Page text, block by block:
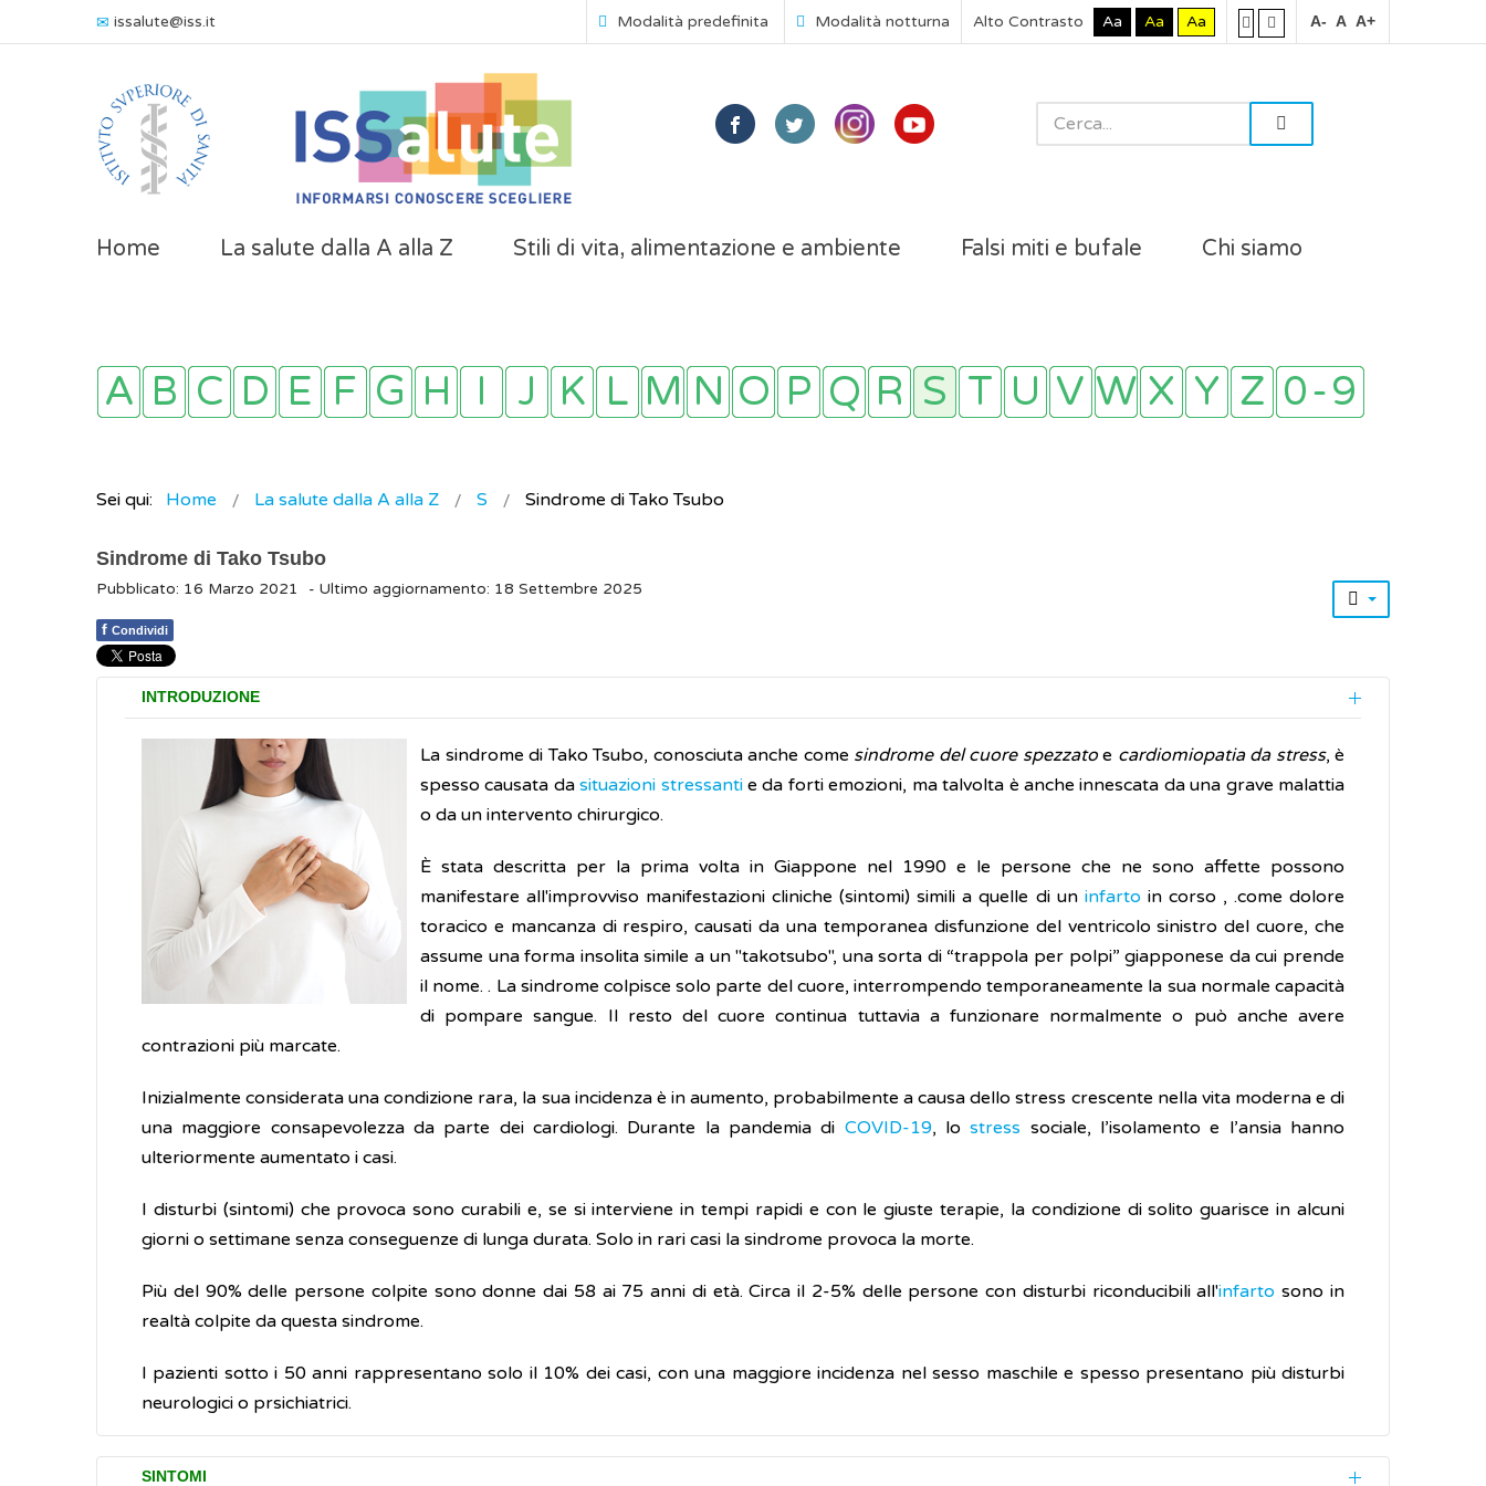
issalute@iss.it Modalità predefinita Modalità notturna Alto Contrasto Aa Aa Aa A- A A+
Home La salute dalla A alla Z Stili di vita, alimentazione e ambiente Falsi miti e bufale Chi siamo
Sei qui: Home La salute dalla A alla Z S Sindrome di Tako Tsubo
Sindrome di Tako Tsubo
Pubblicato: 16 Marzo 2021 - Ultimo aggiornamento: 18 Settembre 2025
f Condividi
INTRODUZIONE
La sindrome di Tako Tsubo, conosciuta anche come sindrome del cuore spezzatoe cardiomiopatia da stress, è
spesso causata dasituazioni stressantie da forti emozioni, ma talvolta è anche innescata da una grave malattia
o da un intervento chirurgico.
È stata descritta per la prima volta in Giappone nel 1990 e le persone che ne sono affette possono
manifestare all'improvviso manifestazioni cliniche (sintomi) simili a quelle di un infarto in corso , .come dolore
toracico e mancanza di respiro, causati da una temporanea disfunzione del ventricolo sinistro del cuore, che
assume una forma insolita simile a un "takotsubo", una sorta di “trappola per polpi” giapponese da cui prende
il nome. . La sindrome colpisce solo parte del cuore, interrompendo temporaneamente la sua normale capacità
di pompare sangue. Il resto del cuore continua tuttavia a funzionare normalmente o può anche avere
contrazioni più marcate.
Inizialmente considerata una condizione rara, la sua incidenza è in aumento, probabilmente a causa dello stress crescente nella vita moderna e di
una maggiore consapevolezza da parte dei cardiologi. Durante la pandemia di COVID-19, lostress sociale, l’isolamento e l’ansia hanno
ulteriormente aumentato i casi.
I disturbi (sintomi) che provoca sono curabili e, se si interviene in tempi rapidi e con le giuste terapie, la condizione di solito guarisce in alcuni
giorni o settimane senza conseguenze di lunga durata. Solo in rari casi la sindrome provoca la morte.
Più del 90% delle persone colpite sono donne dai 58 ai 75 anni di età. Circa il 2-5% delle persone con disturbi riconducibili all'infarto sono in
realtà colpite da questa sindrome.
I pazienti sotto i 50 anni rappresentano solo il 10% dei casi, con una maggiore incidenza nel sesso maschile e spesso presentano più disturbi
neurologici o prsichiatrici.
SINTOMI